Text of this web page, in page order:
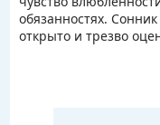
обязанностях.
открыто и трезво